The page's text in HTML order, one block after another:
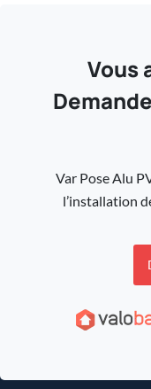
Vous
Var Pose Alu
l’installation